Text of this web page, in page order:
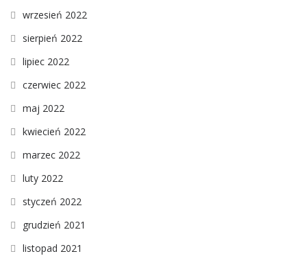
wrzesień 2022
sierpień 2022
lipiec 2022
czerwiec 2022
maj 2022
kwiecień 2022
marzec 2022
luty 2022
styczeń 2022
grudzień 2021
listopad 2021